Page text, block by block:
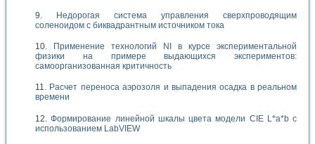
Недорогая система управления сверхпроводящим
соленоидом с биквадрантным источником тока
Применение технологий NI в курсе экспериментальной
физики на примере выдающихся экспериментов:
самоорганизованная критичность
Расчет переноса аэрозоля и выпадения осадка в реальном
времени
Формирование линейной шкалы цвета модели CIE L*a*b с
использованием LabVIEW